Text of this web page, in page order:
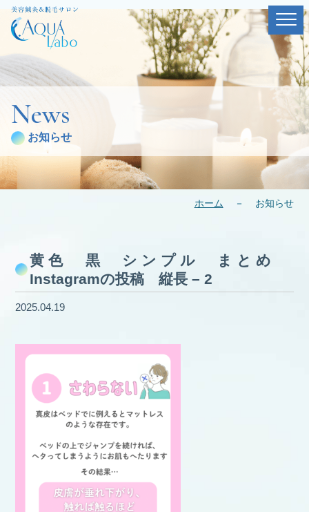
News
お知らせ
ホーム － お知らせ
黄色 黒 シンプル まとめ
Instagramの投稿 縦長 – 2
2025.04.19